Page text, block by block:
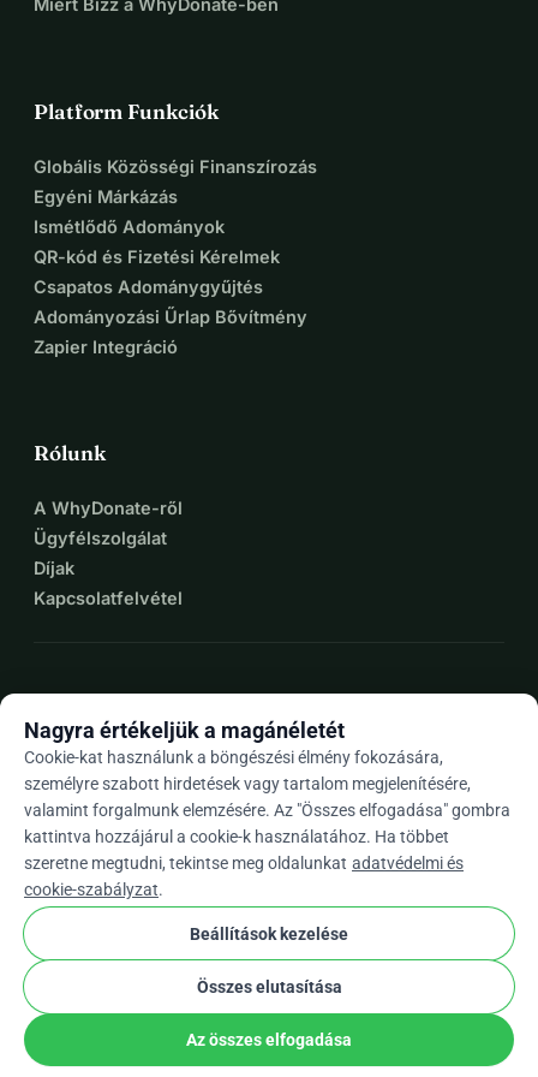
Miért Bízz a WhyDonate-ben
Platform Funkciók
Globális Közösségi Finanszírozás
Egyéni Márkázás
Ismétlődő Adományok
QR-kód és Fizetési Kérelmek
Csapatos Adománygyűjtés
Adományozási Űrlap Bővítmény
Zapier Integráció
Rólunk
A WhyDonate-ről
Ügyfélszolgálat
Díjak
Kapcsolatfelvétel
Huarrow_drop_down
★★★★★4,9 / 5 több mint 500 értékelés alapján
WhyDonate
Adatvédelem és sütik
Általános szerződési feltételek
Európában Készült stripe checkEllenőrzött Partner
Nagyra értékeljük a magánéletét
Cookie-kat használunk a böngészési élmény fokozására,
személyre szabott hirdetések vagy tartalom megjelenítésére,
valamint forgalmunk elemzésére. Az "Összes elfogadása" gombra
kattintva hozzájárul a cookie-k használatához. Ha többet
szeretne megtudni, tekintse meg oldalunkat adatvédelmi és
cookie-szabályzat.
Beállítások kezelése
Összes elutasítása
Az összes elfogadása